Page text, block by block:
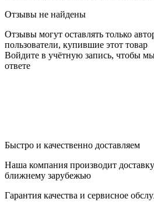
Отзывы не найдены
Отзывы могут оставлять только
пользователи, купившие этот товар
Войдите в учётную запись, чтобы
ответе
Быстро и качественно доставляем
Наша компания производит
ближнему зарубежью
Гарантия качества и сервисное